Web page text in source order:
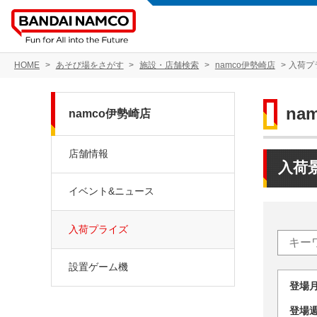
HOME あそび場をさがす 施設・店舗検索 namco伊勢崎店 入荷プ
入荷
登
登
namco伊勢崎店
店舗情報
イベント&ニュース
入荷プライズ
設置ゲーム機